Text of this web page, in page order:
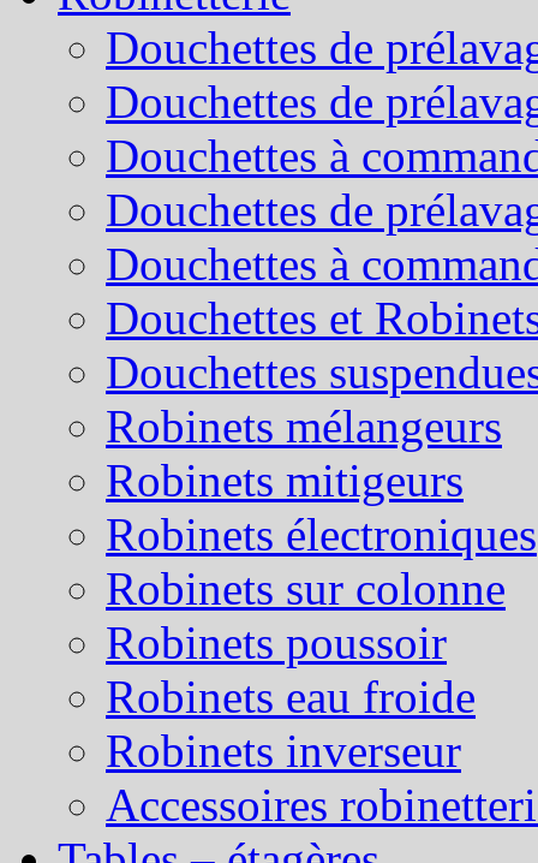
Douchettes de
Douchettes de
Douchettes à
Douchettes de
Douchettes à
Douchettes et
Douchettes
Robinets mélangeurs
Robinets mitigeurs
Robinets électroniques
Robinets sur colonne
Robinets poussoir
Robinets eau froide
Robinets inverseur
Accessoires